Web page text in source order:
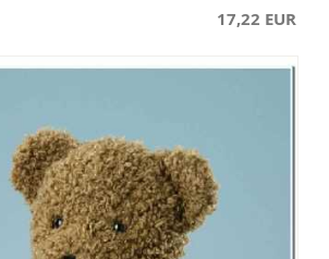
17,22 EUR